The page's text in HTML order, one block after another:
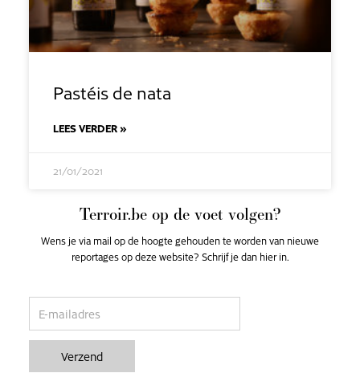
Pastéis de nata
LEES VERDER »
21/01/2021
Terroir.be op de voet volgen?
Wens je via mail op de hoogte gehouden te worden van nieuwe
reportages op deze website? Schrijf je dan hier in.
Verzend